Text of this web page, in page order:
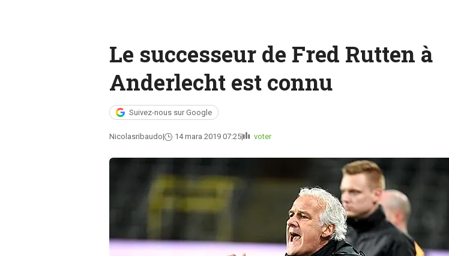
Le successeur de Fred Rutten à
Anderlecht est connu
Suivez-nous sur Google
Nicolasribaudo 14 mara 2019 07:25 voter